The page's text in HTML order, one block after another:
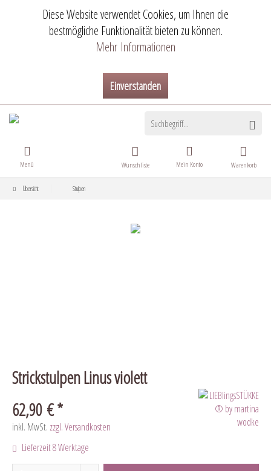
Diese Website verwendet Cookies, um Ihnen die
bestmögliche Funktionalität bieten zu können.
Mehr Informationen
Einverstanden
Warenkorb
Wunschliste Mein Konto
Menü
Übersicht Stulpen
Strickstulpen Linus violett
62,90 € *
inkl. MwSt. zzgl. Versandkosten
Lieferzeit 8 Werktage